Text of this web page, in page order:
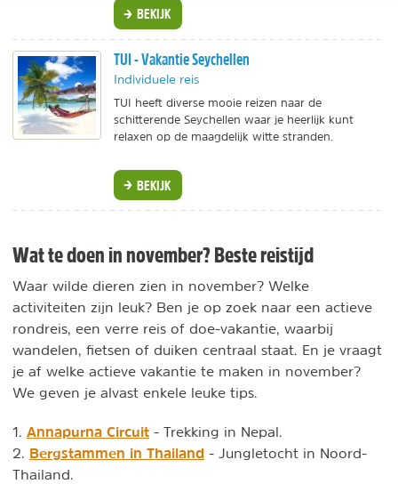
BEKIJK
TUI - Vakantie Seychellen
Individuele reis
TUI heeft diverse mooie reizen naar de
schitterende Seychellen waar je heerlijk kunt
relaxen op de maagdelijk witte stranden.
BEKIJK
Wat te doen in november? Beste reistijd
Waar wilde dieren zien in november? Welke
activiteiten zijn leuk? Ben je op zoek naar een actieve
rondreis, een verre reis of doe-vakantie, waarbij
wandelen, fietsen of duiken centraal staat. En je vraagt
je af welke actieve vakantie te maken in november?
We geven je alvast enkele leuke tips.
1. Annapurna Circuit - Trekking in Nepal.
2. Bergstammen in Thailand - Jungletocht in Noord-
Thailand.